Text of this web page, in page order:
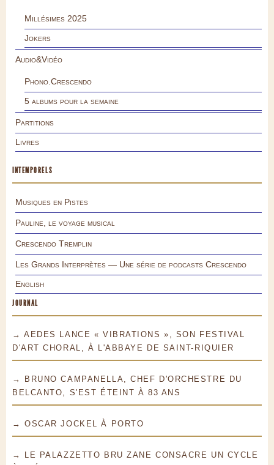
Millésimes 2025
Jokers
Audio&Vidéo
Phono.Crescendo
5 albums pour la semaine
Partitions
Livres
INTEMPORELS
Musiques en Pistes
Pauline, le voyage musical
Crescendo Tremplin
Les Grands Interprètes — Une série de podcasts Crescendo
English
JOURNAL
→ AEDES LANCE « VIBRATIONS », SON FESTIVAL
D'ART CHORAL, À L'ABBAYE DE SAINT-RIQUIER
→ BRUNO CAMPANELLA, CHEF D'ORCHESTRE DU
BELCANTO, S'EST ÉTEINT À 83 ANS
→ OSCAR JOCKEL À PORTO
→ LE PALAZZETTO BRU ZANE CONSACRE UN CYCLE